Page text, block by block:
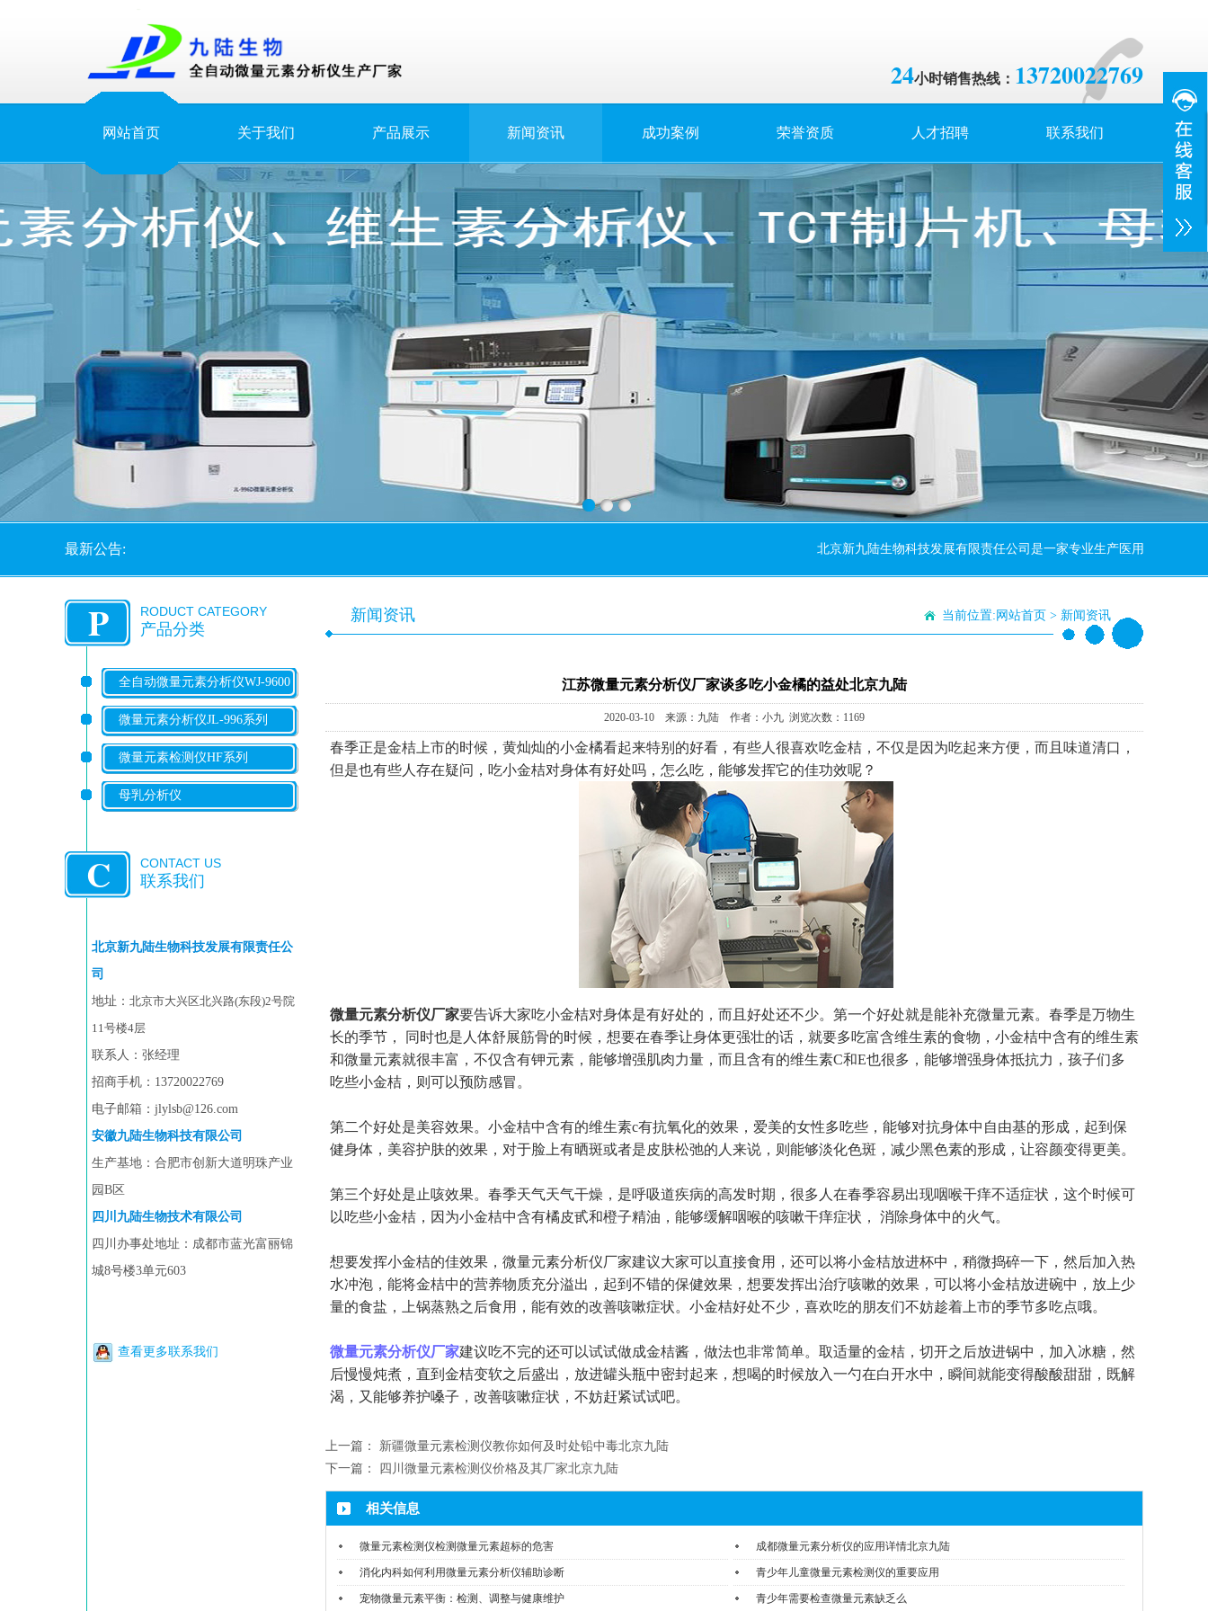
24小时销售热线： 13720022769
网站首页 关于我们 产品展示 新闻资讯 成功案例 荣誉资质 人才招聘 联系我们
最新公告: 北京新九陆生物科技发展有限责任公司是一家专业生产医用全自动微量
P RODUCT CATEGORY
产品分类
全自动微量元素分析仪WJ-9600
系列
微量元素分析仪JL-996系列
微量元素检测仪HF系列
母乳分析仪
C CONTACT US
联系我们
北京新九陆生物科技发展有限责任公
司
地址： 北京市大兴区北兴路(东段)2号院
11号楼4层
联系人：张经理
招商手机：13720022769
电子邮箱：jlylsb@126.com
安徽九陆生物科技有限公司
生产基地：合肥市创新大道明珠产业
园B区
四川九陆生物技术有限公司
四川办事处地址：成都市蓝光富丽锦
城8号楼3单元603
查看更多联系我们
新闻资讯 当前位置: 网站首页 > 新闻资讯
江苏微量元素分析仪厂家谈多吃小金橘的益处北京九陆
2020-03-10 来源：九陆 作者：小九 浏览次数：1169
春季正是金桔上市的时候，黄灿灿的小金橘看起来特别的好看，有些人很喜欢吃金桔，不仅是因为吃起来方便，而且味道清口，
但是也有些人存在疑问，吃小金桔对身体有好处吗，怎么吃，能够发挥它的佳功效呢？
微量元素分析仪厂家要告诉大家吃小金桔对身体是有好处的，而且好处还不少。第一个好处就是能补充微量元素。春季是万物生
长的季节，
同时也是人体舒展筋骨的时候，想要在春季让身体更强壮的话，就要多吃富含维生素的食物，小金桔中含有的维生素
和微量元素就很丰富，不仅含有钾元素，能够增强肌肉力量，而且含有的维生素C和E也很多，能够增强身体抵抗力，孩子们多
吃些小金桔，则可以预防感冒。
第二个好处是美容效果。小金桔中含有的维生素c有抗氧化的效果，爱美的女性多吃些，能够对抗身体中自由基的形成，起到保
健身体，美容护肤的效果，对于脸上有晒斑或者是皮肤松弛的人来说，则能够淡化色斑，减少黑色素的形成，让容颜变得更美。
第三个好处是止咳效果。春季天气天气干燥，是呼吸道疾病的高发时期，很多人在春季容易出现咽喉干痒不适症状，这个时候可
以吃些小金桔，因为小金桔中含有橘皮甙和橙子精油，能够缓解咽喉的咳嗽干痒症状，
消除身体中的火气。
想要发挥小金桔的佳效果， 微量元素分析仪厂家建议大家可以直接食用，还可以将小金桔放进杯中，稍微捣碎一下，然后加入热
水冲泡，能将金桔中的营养物质充分溢出，起到不错的保健效果，想要发挥出治疗咳嗽的效果，可以将小金桔放进碗中，放上少
量的食盐，上锅蒸熟之后食用，能有效的改善咳嗽症状。小金桔好处不少，喜欢吃的朋友们不妨趁着上市的季节多吃点哦。
微量元素分析仪厂家建议吃不完的还可以试试做成金桔酱，做法也非常简单。取适量的金桔，切开之后放进锅中，加入冰糖，然
后慢慢炖煮，直到金桔变软之后盛出，放进罐头瓶中密封起来，想喝的时候放入一勺在白开水中，瞬间就能变得酸酸甜甜，既解
渴，又能够养护嗓子，改善咳嗽症状，不妨赶紧试试吧。
上一篇： 新疆微量元素检测仪教你如何及时处铅中毒北京九陆
下一篇：
四川微量元素检测仪价格及其厂家北京九陆
相关信息
微量元素检测仪检测微量元素超标的危害 成都微量元素分析仪的应用详情北京九陆
消化内科如何利用微量元素分析仪辅助诊断 青少年儿童微量元素检测仪的重要应用
宠物微量元素平衡：检测、调整与健康维护 青少年需要检查微量元素缺乏么